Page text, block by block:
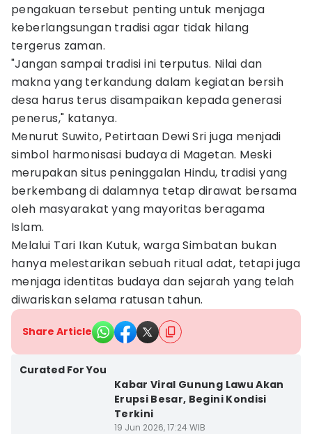
pengakuan tersebut penting untuk menjaga
keberlangsungan tradisi agar tidak hilang
tergerus zaman.
"Jangan sampai tradisi ini terputus. Nilai dan
makna yang terkandung dalam kegiatan bersih
desa harus terus disampaikan kepada generasi
penerus," katanya.
Menurut Suwito, Petirtaan Dewi Sri juga menjadi
simbol harmonisasi budaya di Magetan. Meski
merupakan situs peninggalan Hindu, tradisi yang
berkembang di dalamnya tetap dirawat bersama
oleh masyarakat yang mayoritas beragama
Islam.
Melalui Tari Ikan Kutuk, warga Simbatan bukan
hanya melestarikan sebuah ritual adat, tetapi juga
menjaga identitas budaya dan sejarah yang telah
diwariskan selama ratusan tahun.
Share Article
Curated For You
Kabar Viral Gunung Lawu Akan
Erupsi Besar, Begini Kondisi
Terkini
19 Jun 2026, 17:24 WIB